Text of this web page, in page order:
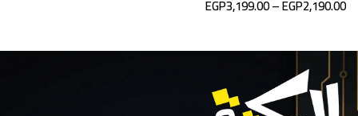
EGP2,190.00
–
EGP3,199.00